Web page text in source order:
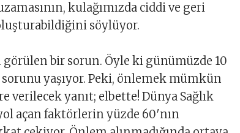
kulağımızda ciddi ve geri
söylüyor.
görülen bir sorun. Öyle ki günümüzde 10
yaşıyor. Peki, önlemek mümkün
verilecek yanıt; elbette! Dünya Sağlık
açan faktörlerin yüzde 60′nın